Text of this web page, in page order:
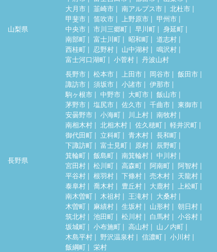
山梨県
大月市
韮崎市 南アルプス市
北杜市
甲斐市
笛吹市 上野原市
甲州市
中央市
市川三郷町 早川町
身延町
南部町
富士川町 昭和町
道志村
西桂町
忍野村 山中湖村
鳴沢村
富士河口湖町
小菅村 丹波山村
長野県
長野市 松本市 上田市 岡谷市
飯田市
諏訪市
須坂市 小諸市
伊那市
駒ヶ根市
中野市 大町市
飯山市
茅野市
塩尻市 佐久市 千曲市
東御市
安曇野市
小海町 川上村
南牧村
南相木村
北相木村 佐久穂町
軽井沢町
御代田町
立科町 青木村
長和町
下諏訪町
富士見町 原村
辰野町
箕輪町
飯島町 南箕輪村
中川村
宮田村
松川町 高森町 阿南町
阿智村
平谷村
根羽村 下條村 売木村
天龍村
泰阜村
喬木村 豊丘村 大鹿村
上松町
南木曽町
木祖村 王滝村
大桑村
木曽町
麻績村 生坂村 山形村
朝日村
筑北村
池田町 松川村 白馬村
小谷村
坂城町
小布施町 高山村
山ノ内町
木島平村
野沢温泉村 信濃町
小川村
飯綱町
栄村